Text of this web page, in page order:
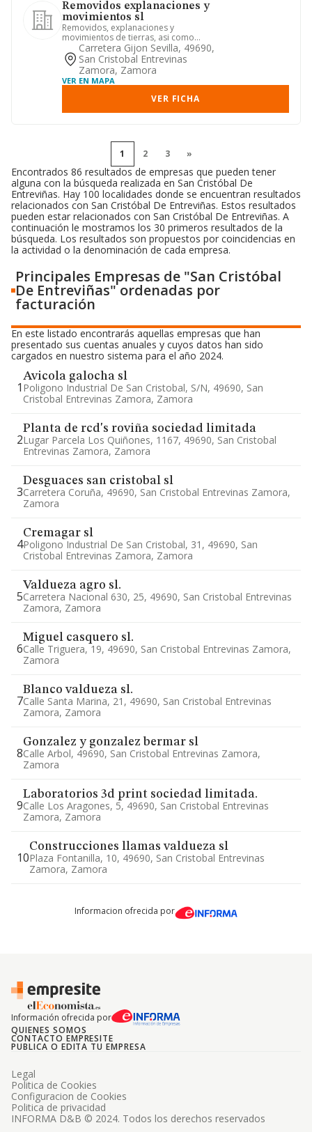
Removidos explanaciones y
movimientos sl
Removidos, explanaciones y
movimientos de tierras, asi como
transporte de la misma, pequenas
constr...
Carretera Gijon Sevilla, 49690,
San Cristobal Entrevinas
Zamora, Zamora
VER EN MAPA
VER FICHA
1 2 3 »
Encontrados 86 resultados de empresas que pueden tener
alguna con la búsqueda realizada en San Cristóbal De
Entreviñas. Hay 100 localidades donde se encuentran resultados
relacionados con San Cristóbal De Entreviñas. Estos resultados
pueden estar relacionados con San Cristóbal De Entreviñas. A
continuación le mostramos los 30 primeros resultados de la
búsqueda. Los resultados son propuestos por coincidencias en
la actividad o la denominación de cada empresa.
Principales Empresas de "San Cristóbal
De Entreviñas" ordenadas por
facturación
En este listado encontrarás aquellas empresas que han
presentado sus cuentas anuales y cuyos datos han sido
cargados en nuestro sistema para el año 2024.
1
Avicola galocha sl
Poligono Industrial De San Cristobal, S/n, 49690, San
Cristobal Entrevinas Zamora, Zamora
2
Planta de rcd's roviña sociedad limitada
Lugar Parcela Los Quiñones, 1167, 49690, San Cristobal
Entrevinas Zamora, Zamora
3
Desguaces san cristobal sl
Carretera Coruña, 49690, San Cristobal Entrevinas Zamora,
Zamora
4
Cremagar sl
Poligono Industrial De San Cristobal, 31, 49690, San
Cristobal Entrevinas Zamora, Zamora
5
Valdueza agro sl.
Carretera Nacional 630, 25, 49690, San Cristobal Entrevinas
Zamora, Zamora
6
Miguel casquero sl.
Calle Triguera, 19, 49690, San Cristobal Entrevinas Zamora,
Zamora
7
Blanco valdueza sl.
Calle Santa Marina, 21, 49690, San Cristobal Entrevinas
Zamora, Zamora
8
Gonzalez y gonzalez bermar sl
Calle Arbol, 49690, San Cristobal Entrevinas Zamora,
Zamora
9
Laboratorios 3d print sociedad limitada.
Calle Los Aragones, 5, 49690, San Cristobal Entrevinas
Zamora, Zamora
10
Construcciones llamas valdueza sl
Plaza Fontanilla, 10, 49690, San Cristobal Entrevinas
Zamora, Zamora
Informacion ofrecida por
Información ofrecida por
QUIENES SOMOS
CONTACTO EMPRESITE
PUBLICA O EDITA TU EMPRESA
INFORMA D&B © 2024. Todos los derechos reservados
Legal
Politica de Cookies
Configuracion de Cookies
Politica de privacidad